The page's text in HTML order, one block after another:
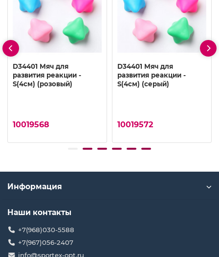
D34401 Мяч для
развития реакции -
S(4см) (розовый)
10019568
D34401 Мяч для
развития реакции -
S(4см) (серый)
10019572
Информация
Наши контакты
+7(968)030-5588
+7(967)056-2407
info@sportex-opt.ru